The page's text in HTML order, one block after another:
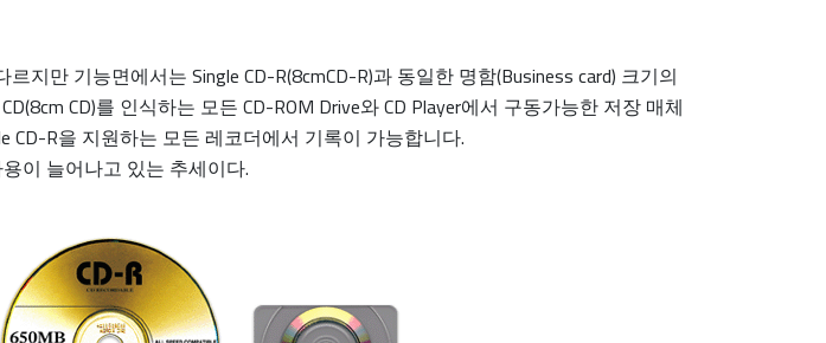
지만 기능면에서는 Single CD-R(8cmCD-R)과 동일한 명함(Business card) 크기의
CD)를 인식하는 모든 CD-ROM Drive와 CD Player에서 구동가능한 저장 매체
CD-R을 지원하는 모든 레코더에서 기록이 가능합니다.
이 늘어나고 있는 추세이다.